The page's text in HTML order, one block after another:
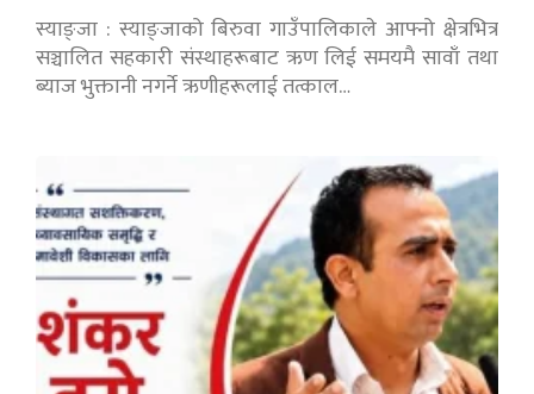
स्याङ्जा : स्याङ्जाको बिरुवा गाउँपालिकाले आफ्नो क्षेत्रभित्र
सञ्चालित सहकारी संस्थाहरूबाट ऋण लिई समयमै सावाँ तथा
ब्याज भुक्तानी नगर्ने ऋणीहरूलाई तत्काल…